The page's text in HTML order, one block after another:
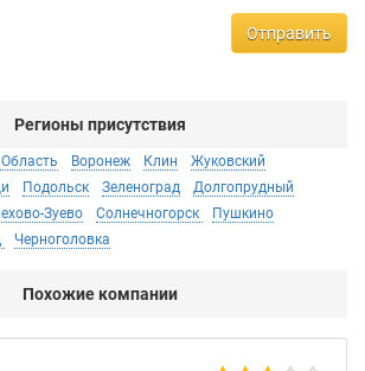
Отправить
Регионы присутствия
Воронеж Клин
Жуковский
Подольск Зеленоград
Долгопрудный
Зуево Солнечногорск
Пушкино
Черноголовка
Похожие компании